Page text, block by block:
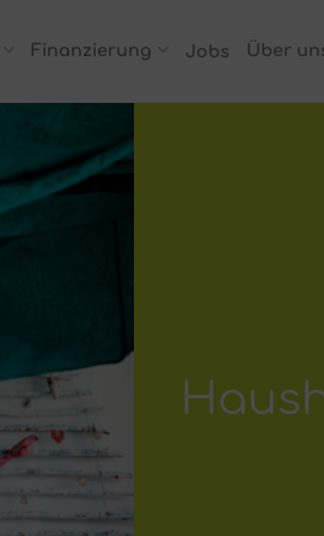
Finanzierung Jobs Über